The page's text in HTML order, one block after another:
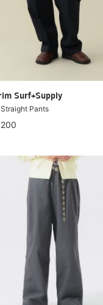
Surf+Supply
Pants